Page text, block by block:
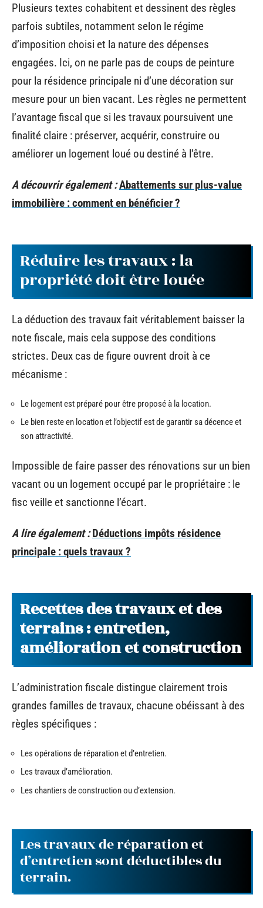
Plusieurs textes cohabitent et dessinent des règles
parfois subtiles, notamment selon le régime
d’imposition choisi et la nature des dépenses
engagées. Ici, on ne parle pas de coups de peinture
pour la résidence principale ni d’une décoration sur
mesure pour un bien vacant. Les règles ne permettent
l’avantage fiscal que si les travaux poursuivent une
finalité claire : préserver, acquérir, construire ou
améliorer un logement loué ou destiné à l’être.
A découvrir également :Abattements sur plus-value
immobilière : comment en bénéficier ?
Réduire les travaux : la
propriété doit être louée
La déduction des travaux fait véritablement baisser la
note fiscale, mais cela suppose des conditions
strictes. Deux cas de figure ouvrent droit à ce
mécanisme :
Le logement est préparé pour être proposé à la location.
Le bien reste en location et l’objectif est de garantir sa décence et
son attractivité.
Impossible de faire passer des rénovations sur un bien
vacant ou un logement occupé par le propriétaire : le
fisc veille et sanctionne l’écart.
A lire également : Déductions impôts résidence
principale : quels travaux ?
Recettes des travaux et des
terrains : entretien,
amélioration et construction
L’administration fiscale distingue clairement trois
grandes familles de travaux, chacune obéissant à des
règles spécifiques :
Les opérations de réparation et d’entretien.
Les travaux d’amélioration.
Les chantiers de construction ou d’extension.
Les travaux de réparation et
d’entretien sont déductibles du
terrain.